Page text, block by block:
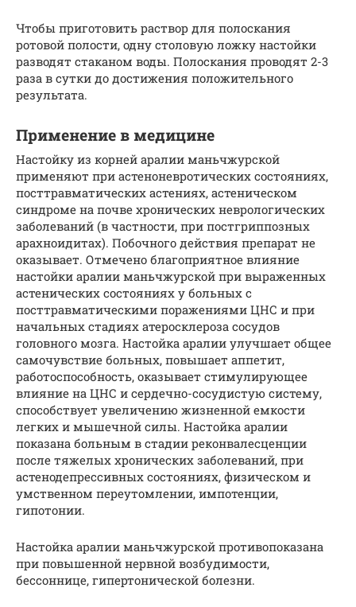
Чтобы приготовить раствор для полоскания
ротовой полости, одну столовую ложку настойки
разводят стаканом воды. Полоскания проводят 2-3
раза в сутки до достижения положительного
результата.
Применение в медицине
Настойку из корней аралии маньчжурской
применяют при астеноневротических состояниях,
посттравматических астениях, астеническом
синдроме на почве хронических неврологических
заболеваний (в частности, при постгриппозных
арахноидитах). Побочного действия препарат не
оказывает. Отмечено благоприятное влияние
настойки аралии маньчжурской при выраженных
астенических состояниях у больных с
посттравматическими поражениями ЦНС и при
начальных стадиях атеросклероза сосудов
головного мозга. Настойка аралии улучшает общее
самочувствие больных, повышает аппетит,
работоспособность, оказывает стимулирующее
влияние на ЦНС и сердечно-сосудистую систему,
способствует увеличению жизненной емкости
легких и мышечной силы. Настойка аралии
показана больным в стадии реконвалесценции
после тяжелых хронических заболеваний, при
астенодепрессивных состояниях, физическом и
умственном переутомлении, импотенции,
гипотонии.
Настойка аралии маньчжурской противопоказана
при повышенной нервной возбудимости,
бессоннице, гипертонической болезни.